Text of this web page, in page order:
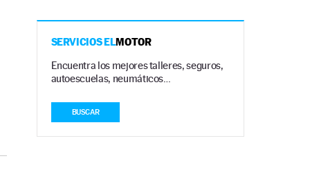
SERVICIOS ELMOTOR
Encuentra los mejores talleres, seguros,
autoescuelas, neumáticos…
BUSCAR